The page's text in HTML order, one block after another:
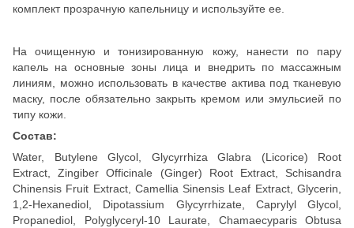
комплект прозрачную капельницу и используйте ее.
На очищенную и тонизированную кожу, нанести по пару
капель на основные зоны лица и внедрить по массажным
линиям, можно использовать в качестве актива под тканевую
маску, после обязательно закрыть кремом или эмульсией по
типу кожи.
Состав:
Water, Butylene Glycol, Glycyrrhiza Glabra (Licorice) Root
Extract, Zingiber Officinale (Ginger) Root Extract, Schisandra
Chinensis Fruit Extract, Camellia Sinensis Leaf Extract, Glycerin,
1,2-Hexanediol, Dipotassium Glycyrrhizate, Caprylyl Glycol,
Propanediol, Polyglyceryl-10 Laurate, Chamaecyparis Obtusa